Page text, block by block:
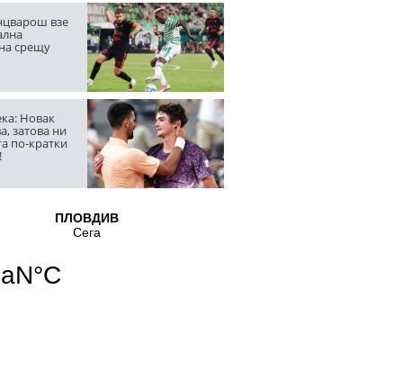
взе
срещу
Новак
затова ни
по-кратки